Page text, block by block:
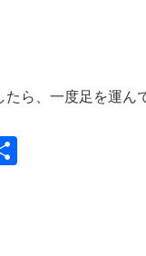
たら、一度足を運ん